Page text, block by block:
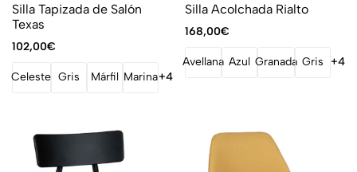
Silla Tapizada de Salón
Texas
102,00€
Celeste Gris Márfil Marina+4
Silla Acolchada Rialto
168,00€
Avellana Azul Granada Gris +4